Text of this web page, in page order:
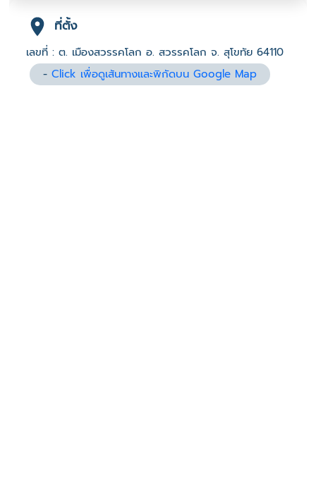
ที่ตั้ง
เลขที่ : ต. เมืองสวรรคโลก อ. สวรรคโลก จ. สุโขทัย 64110
-Click เพื่อดูเส้นทางและพิกัดบน Google Map